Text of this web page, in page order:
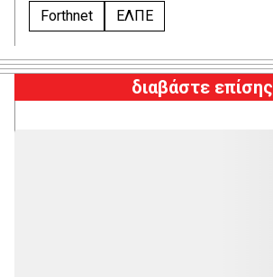
Forthnet ΕΛΠΕ
διαβάστε επίσης